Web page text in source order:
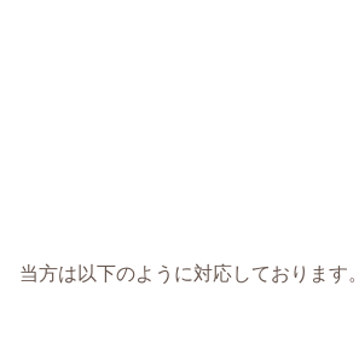
当方は以下のように対応しております。